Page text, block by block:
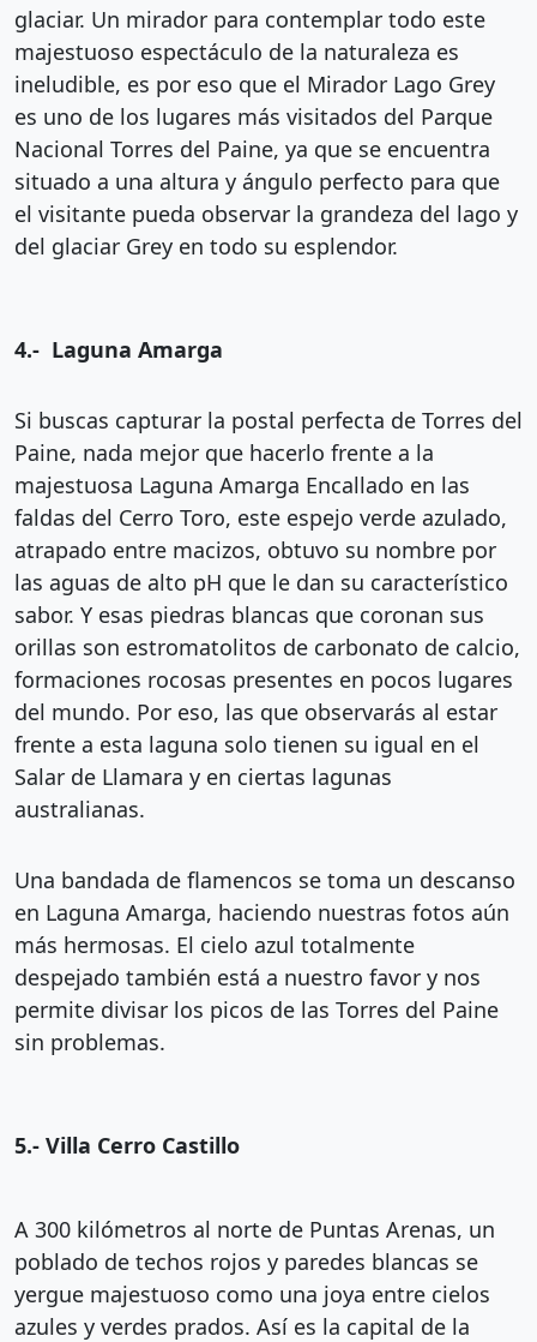
glaciar. Un mirador para contemplar todo este
majestuoso espectáculo de la naturaleza es
ineludible, es por eso que el Mirador Lago Grey
es uno de los lugares más visitados del Parque
Nacional Torres del Paine, ya que se encuentra
situado a una altura y ángulo perfecto para que
el visitante pueda observar la grandeza del lago y
del glaciar Grey en todo su esplendor.
4.- Laguna Amarga
Si buscas capturar la postal perfecta de Torres del
Paine, nada mejor que hacerlo frente a la
majestuosa Laguna Amarga Encallado en las
faldas del Cerro Toro, este espejo verde azulado,
atrapado entre macizos, obtuvo su nombre por
las aguas de alto pH que le dan su característico
sabor. Y esas piedras blancas que coronan sus
orillas son estromatolitos de carbonato de calcio,
formaciones rocosas presentes en pocos lugares
del mundo. Por eso, las que observarás al estar
frente a esta laguna solo tienen su igual en el
Salar de Llamara y en ciertas lagunas
australianas.
Una bandada de flamencos se toma un descanso
en Laguna Amarga, haciendo nuestras fotos aún
más hermosas. El cielo azul totalmente
despejado también está a nuestro favor y nos
permite divisar los picos de las Torres del Paine
sin problemas.
5.- Villa Cerro Castillo
A 300 kilómetros al norte de Puntas Arenas, un
poblado de techos rojos y paredes blancas se
yergue majestuoso como una joya entre cielos
azules y verdes prados. Así es la capital de la